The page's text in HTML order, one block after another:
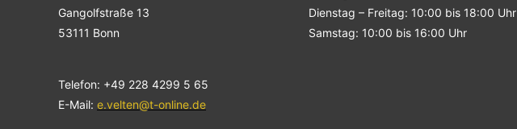
Gangolfstraße 13
53111 Bonn
Telefon: +49 228 4299 5 65
E-Mail: e.velten@t-online.de
Dienstag – Freitag: 10:00 bis 18:00 Uhr
Samstag: 10:00 bis 16:00 Uhr